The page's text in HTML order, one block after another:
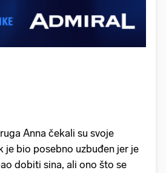
Anna čekali su svoje
je bio posebno uzbuđen jer je
dobiti sina, ali ono što se